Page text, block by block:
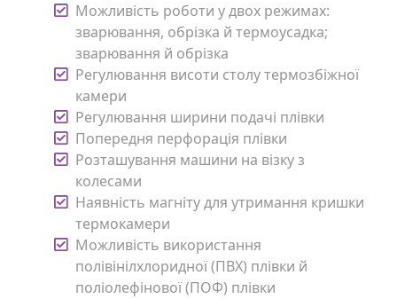
Можливість роботи у двох режимах:
зварювання, обрізка й термоусадка;
зварювання й обрізка
Регулювання висоти столу термозбіжної
камери
Регулювання ширини подачі плівки
Попередня перфорація плівки
Розташування машини на візку з
колесами
Наявність магніту для утримання кришки
термокамери
Можливість використання
полівінілхлоридної (ПВХ) плівки й
поліолефінової (ПОФ) плівки